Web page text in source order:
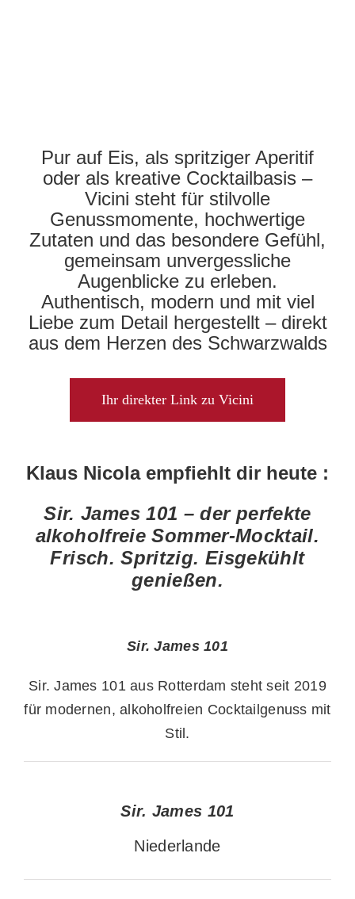
Pur auf Eis, als spritziger Aperitif
oder als kreative Cocktailbasis –
Vicini steht für stilvolle
Genussmomente, hochwertige
Zutaten und das besondere Gefühl,
gemeinsam unvergessliche
Augenblicke zu erleben.
Authentisch, modern und mit viel
Liebe zum Detail hergestellt – direkt
aus dem Herzen des Schwarzwalds
Ihr direkter Link zu Vicini
Klaus Nicola empfiehlt dir heute :
Sir. James 101 – der perfekte
alkoholfreie Sommer-Mocktail.
Frisch. Spritzig. Eisgekühlt
genießen.
Sir. James 101
Sir. James 101 aus Rotterdam steht seit 2019
für modernen, alkoholfreien Cocktailgenuss mit
Stil.
Sir. James 101
Niederlande